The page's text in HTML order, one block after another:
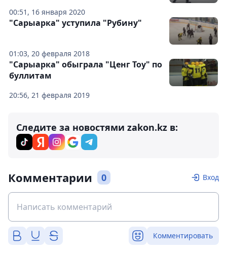
00:51, 16 января 2020
01:03, 20 февраля 2018
"Сарыарка" уступила "Рубину"
20:56, 21 февраля 2019
"Сарыарка" обыграла "Ценг Тоу" по
буллитам
Следите за новостями zakon.kz в:
Комментарии 0 Вход
Комментировать